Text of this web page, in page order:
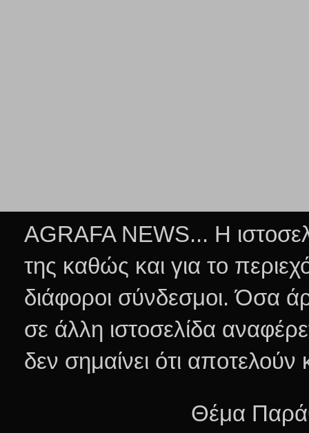
AGRAFA NEWS... Η
της καθώς και για το
διάφοροι σύνδεσμοι.Όσα
σε άλλη ιστοσελίδα
δεν σημαίνει ότι
Θέμα